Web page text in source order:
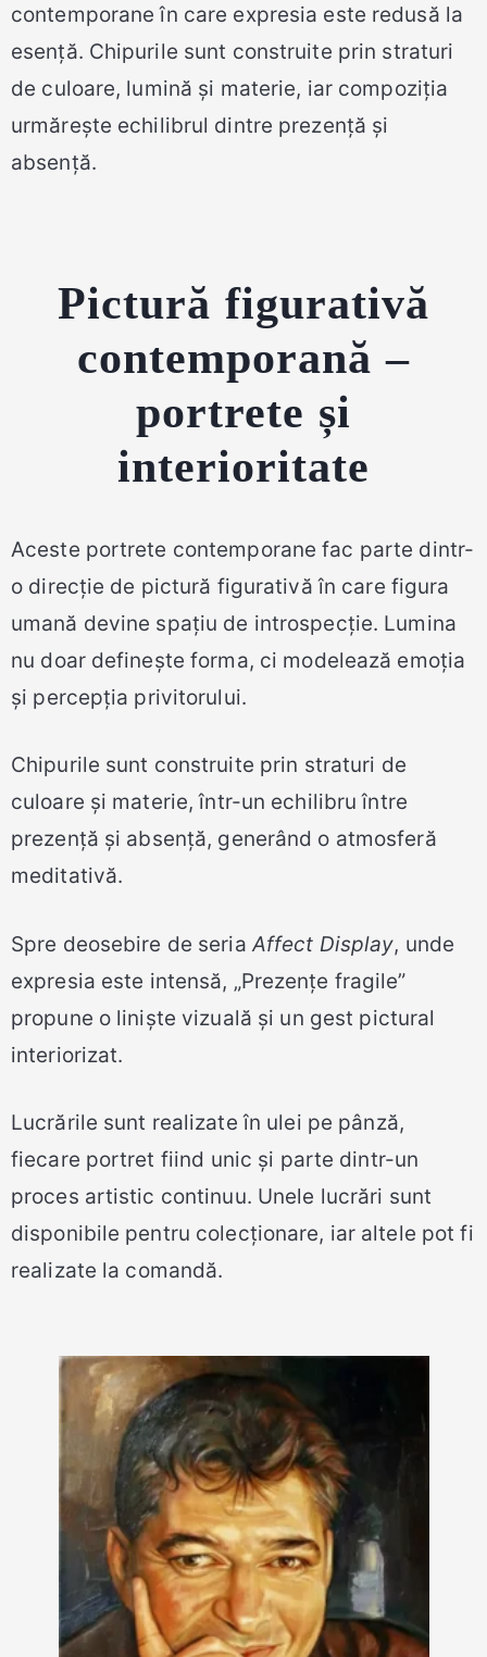
contemporane în care expresia este redusă la
esență. Chipurile sunt construite prin straturi
de culoare, lumină și materie, iar compoziția
urmărește echilibrul dintre prezență și
absență.
Pictură figurativă
contemporană –
portrete și
interioritate
Aceste portrete contemporane fac parte dintr-
o direcție de pictură figurativă în care figura
umană devine spațiu de introspecție. Lumina
nu doar definește forma, ci modelează emoția
și percepția privitorului.
Chipurile sunt construite prin straturi de
culoare și materie, într-un echilibru între
prezență și absență, generând o atmosferă
meditativă.
Spre deosebire de seriaAffect Display, unde
expresia este intensă, „Prezențe fragile”
propune o liniște vizuală și un gest pictural
interiorizat.
Lucrările sunt realizate în ulei pe pânză,
fiecare portret fiind unic și parte dintr-un
proces artistic continuu. Unele lucrări sunt
disponibile pentru colecționare, iar altele pot fi
realizate la comandă.